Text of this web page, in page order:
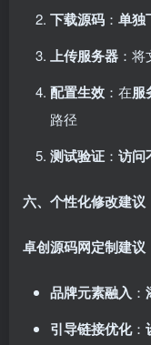
下载源码 ： 单独
上传服务器 ：
配置生效 ：在服
路径
测试验证 ： 访问
六、个性化修改建议
卓创源码网定制建议
品牌元素融入 ：
引导链接优化：